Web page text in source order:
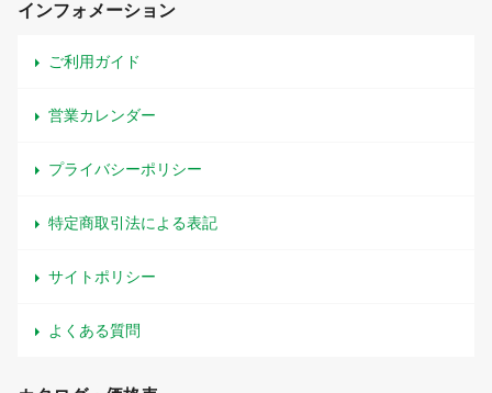
インフォメーション
ご利用ガイド
営業カレンダー
プライバシーポリシー
特定商取引法による表記
サイトポリシー
よくある質問